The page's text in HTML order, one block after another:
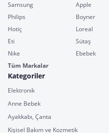
Samsung Apple
Philips
Boyner
Hotiç
Loreal
Eti
Sütaş
Nike
Ebebek
Tüm Markalar
Kategoriler
Elektronik
Anne Bebek
Ayakkabı, Çanta
Kişisel Bakım ve Kozmetik